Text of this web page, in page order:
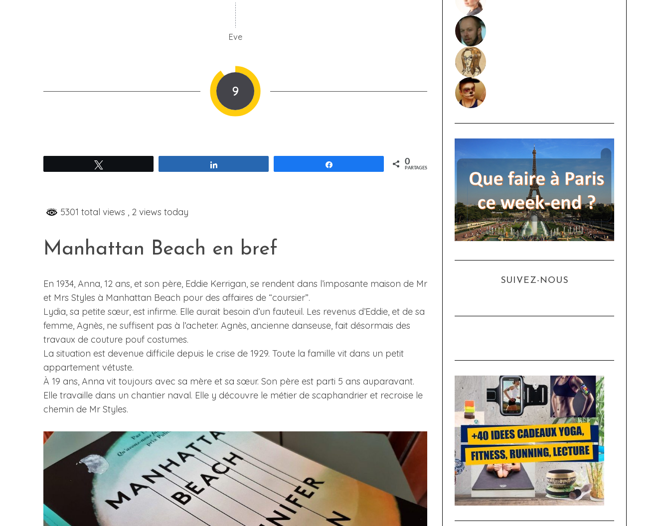
Eve
9
0
PARTAGES
5301 total views , 2 views today
Manhattan Beach en bref
En 1934, Anna, 12 ans, et son père, Eddie Kerrigan, se rendent dans l’imposante maison de Mr
et Mrs Styles à Manhattan Beach pour des affaires de “coursier”.
Lydia, sa petite sœur, est infirme. Elle aurait besoin d’un fauteuil. Les revenus d’Eddie, et de sa
femme, Agnès, ne suffisent pas à l’acheter. Agnès, ancienne danseuse, fait désormais des
travaux de couture pouf costumes.
La situation est devenue difficile depuis le crise de 1929. Toute la famille vit dans un petit
appartement vétuste.
À 19 ans, Anna vit toujours avec sa mère et sa sœur. Son père est parti 5 ans auparavant.
Elle travaille dans un chantier naval. Elle y découvre le métier de scaphandrier et recroise le
chemin de Mr Styles.
SUIVEZ-NOUS
e
a
c
h
f
o